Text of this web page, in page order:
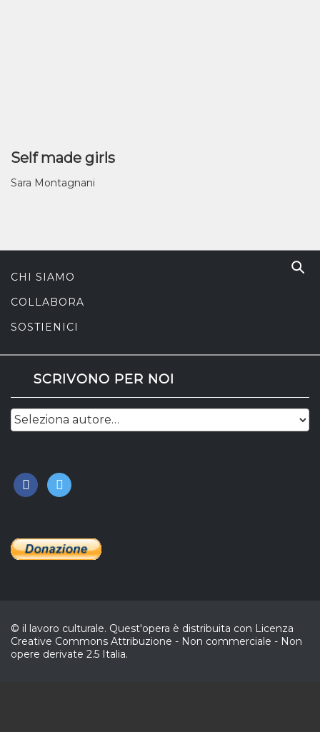
Self made girls
Sara Montagnani
CHI SIAMO
COLLABORA
SOSTIENICI
SCRIVONO PER NOI
facebook
twitter
© il lavoro culturale. Quest'opera è distribuita con Licenza
Creative Commons Attribuzione - Non commerciale - Non
opere derivate 2.5 Italia.